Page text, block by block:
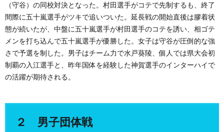
（守谷）の同校対決となった。村田選手がコテで先制するも、終了
間際に五十嵐選手がツキで追いついた。延長戦の開始直後は膠着状
態が続いたが、中盤に五十嵐選手が村田選手のコテを誘い、相ゴテ
メンを打ち込んで五十嵐選手が優勝した。女子は守谷が圧倒的な強
さで予選を制した。男子はチーム力で水戸葵陵、個人では県大会初
制覇の入江選手と、昨年国体を経験した神賀選手のインターハイで
の活躍が期待される。
２ 男子団体戦